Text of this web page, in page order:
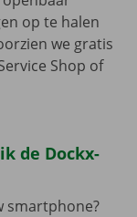
op te halen
we gratis
Shop of
de Dockx-
smartphone?